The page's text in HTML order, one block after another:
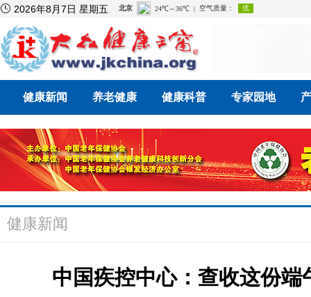
 2026年8月7日 星期五
健康新闻 养老健康 健康科普 专家园地
健康新闻
中国疾控中心：查收这份端